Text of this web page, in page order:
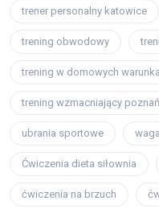
trener personalny katowice
trening obwodowy
trening w domowych
trening wzmacniający poznań
ubrania sportowe
Ćwiczenia dieta siłownia
ćwiczenia na brzuch